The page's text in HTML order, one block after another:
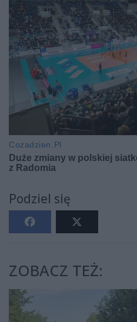
Podziel się
ZOBACZ TEŻ: